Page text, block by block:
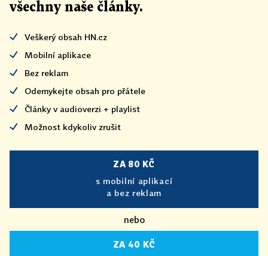
všechny naše články.
Veškerý obsah HN.cz
Mobilní aplikace
Bez reklam
Odemykejte obsah pro přátele
Články v audioverzi + playlist
Možnost kdykoliv zrušit
ZA 80 KČ
s mobilní aplikací
a bez reklam
nebo
ZA 40 KČ